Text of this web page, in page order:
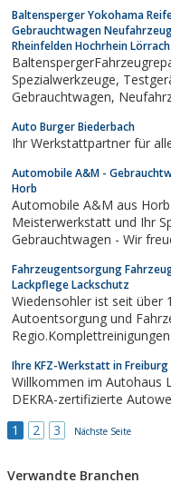
Baltensperger Yokohama
Gebrauchtwagen
Rheinfelden Hochrhein Lörrach
Spezialwerkzeuge, Testgeräte und Ersatzteilelager.Jahreswagen,
Gebrauchtwagen, Neufahrzeuge.Unsere Dienstleistungen für
Radlasteinstellung, Lackarbeiten.Unfallservice.Reifenhandel
Werksvertretung
Auto Burger Biederbach
Automobile A&M -
Horb
Automobile A&M aus
Meisterwerkstatt und Ihr
Gebrauchtwagen - Wir
Fahrzeugentsorgung
Lackpflege Lackschutz
Wiedensohler ist seit über
Autoentsorgung und
gewerblichen Bereich für
Abholung und
Ihre KFZ-Werkstatt in
Willkommen im Autohaus
DEKRA-zertifizierte
1
2 3 Nächste Seite
Verwandte Branchen